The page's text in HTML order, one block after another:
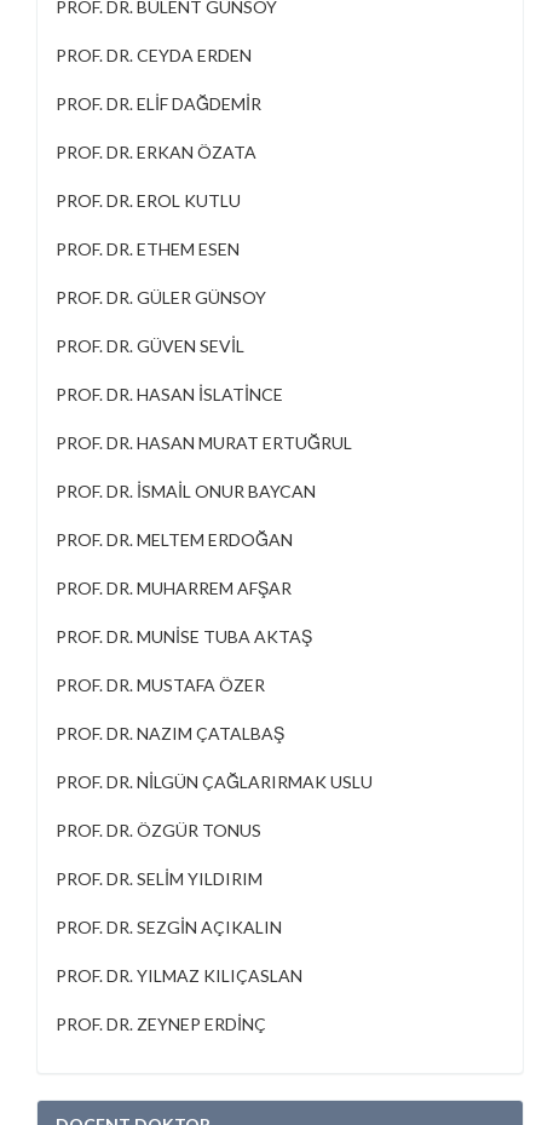
PROF. DR. BÜLENT GÜNSOY
PROF. DR. CEYDA ERDEN
PROF. DR. ELİF DAĞDEMİR
PROF. DR. ERKAN ÖZATA
PROF. DR. EROL KUTLU
PROF. DR. ETHEM ESEN
PROF. DR. GÜLER GÜNSOY
PROF. DR. GÜVEN SEVİL
PROF. DR. HASAN İSLATİNCE
PROF. DR. HASAN MURAT ERTUĞRUL
PROF. DR. İSMAİL ONUR BAYCAN
PROF. DR. MELTEM ERDOĞAN
PROF. DR. MUHARREM AFŞAR
PROF. DR. MUNİSE TUBA AKTAŞ
PROF. DR. MUSTAFA ÖZER
PROF. DR. NAZIM ÇATALBAŞ
PROF. DR. NİLGÜN ÇAĞLARIRMAK USLU
PROF. DR. ÖZGÜR TONUS
PROF. DR. SELİM YILDIRIM
PROF. DR. SEZGİN AÇIKALIN
PROF. DR. YILMAZ KILIÇASLAN
PROF. DR. ZEYNEP ERDİNÇ